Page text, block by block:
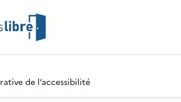
de l’accessibilité